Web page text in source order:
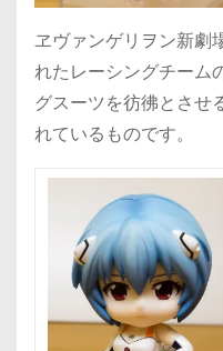
ヱヴァンゲリヲン新劇
れたレーシングチーム
グスーツを彷彿とさせ
れているものです。